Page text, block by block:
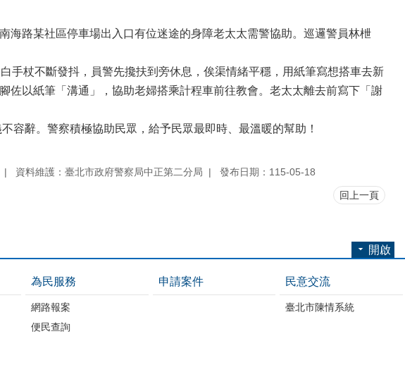
海路某社區停車場出入口有位迷途的身障老太太需警協助。巡邏警員林枻
手杖不斷發抖，員警先攙扶到旁休息，俟渠情緒平穩，用紙筆寫想搭車去新
佐以紙筆「溝通」，協助老婦搭乘計程車前往教會。老太太離去前寫下「謝
容辭。警察積極協助民眾，給予民眾最即時、最溫暖的幫助！
資料維護：臺北市政府警察局中正第二分局 發布日期：115-05-18
回上一頁
開啟
為民服務
網路報案
便民查詢
申請案件 民意交流
臺北市陳情系統